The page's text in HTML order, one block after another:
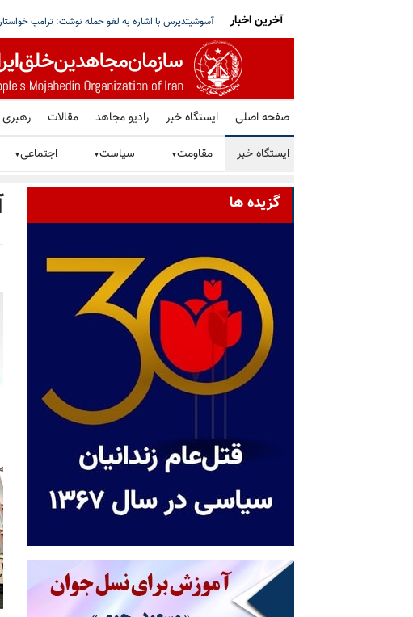
سناتور جولیو ترتزی: رژیم مذهبی ملاها، ایران را در هر حمله‌یی از خاک عراق با پاسخ روبه‌رو خواهد
آخرین اخبار
صفحه اصلی ایستگاه خبر رادیو مجاهد مقالات
ایستگاه خبر مقاومت▼ سیاست▼ اجتماعی▼
گزیده ها